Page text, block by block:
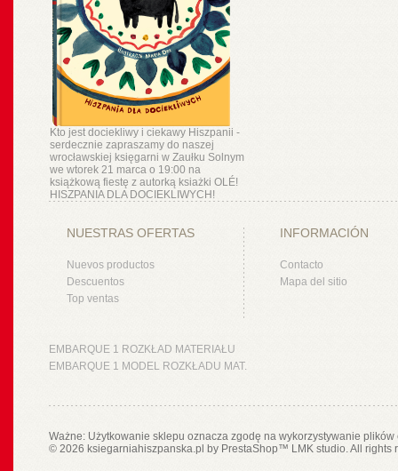
Kto jest dociekliwy i ciekawy Hiszpanii -
serdecznie zapraszamy do naszej
wrocławskiej księgarni w Zaułku Solnym
we wtorek 21 marca o 19:00 na
książkową fiestę z autorką ksiażki OLÉ!
HISZPANIA DLA DOCIEKLIWYCH!
NUESTRAS OFERTAS
Nuevos productos
Descuentos
Top ventas
INFORMACIÓN
Contacto
Mapa del sitio
EMBARQUE 1 ROZKŁAD MATERIAŁU
EMBARQUE 1 MODEL ROZKŁADU MAT.
Ważne: Użytkowanie sklepu oznacza zgodę na wykorzystywanie
© 2026 ksiegarniahiszpanska.pl by PrestaShop™ LMK studio. All rights